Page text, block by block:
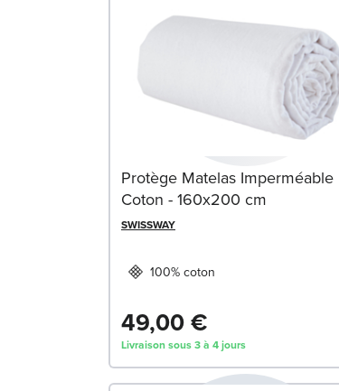
Protège Matelas Imperméable
Coton - 160x200 cm
SWISSWAY
100% coton
49,00 €
Livraison sous 3 à 4 jours